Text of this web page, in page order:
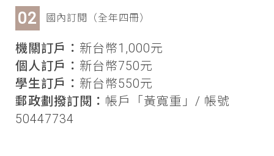
國內訂閱（全年四冊）
機關訂戶： 新台幣1,000元
個人訂戶： 新台幣750元
學生訂戶： 新台幣550元
郵政劃撥訂閱： 帳戶「黃寬重」/ 帳號
50447734